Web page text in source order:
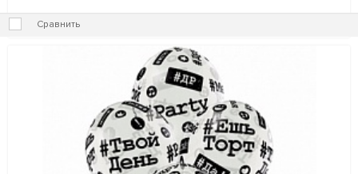
Сравнить